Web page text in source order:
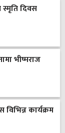
दिवस
भीष्मराज
कार्यक्रम